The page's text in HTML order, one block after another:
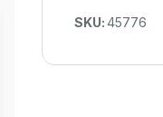
SKU:45776